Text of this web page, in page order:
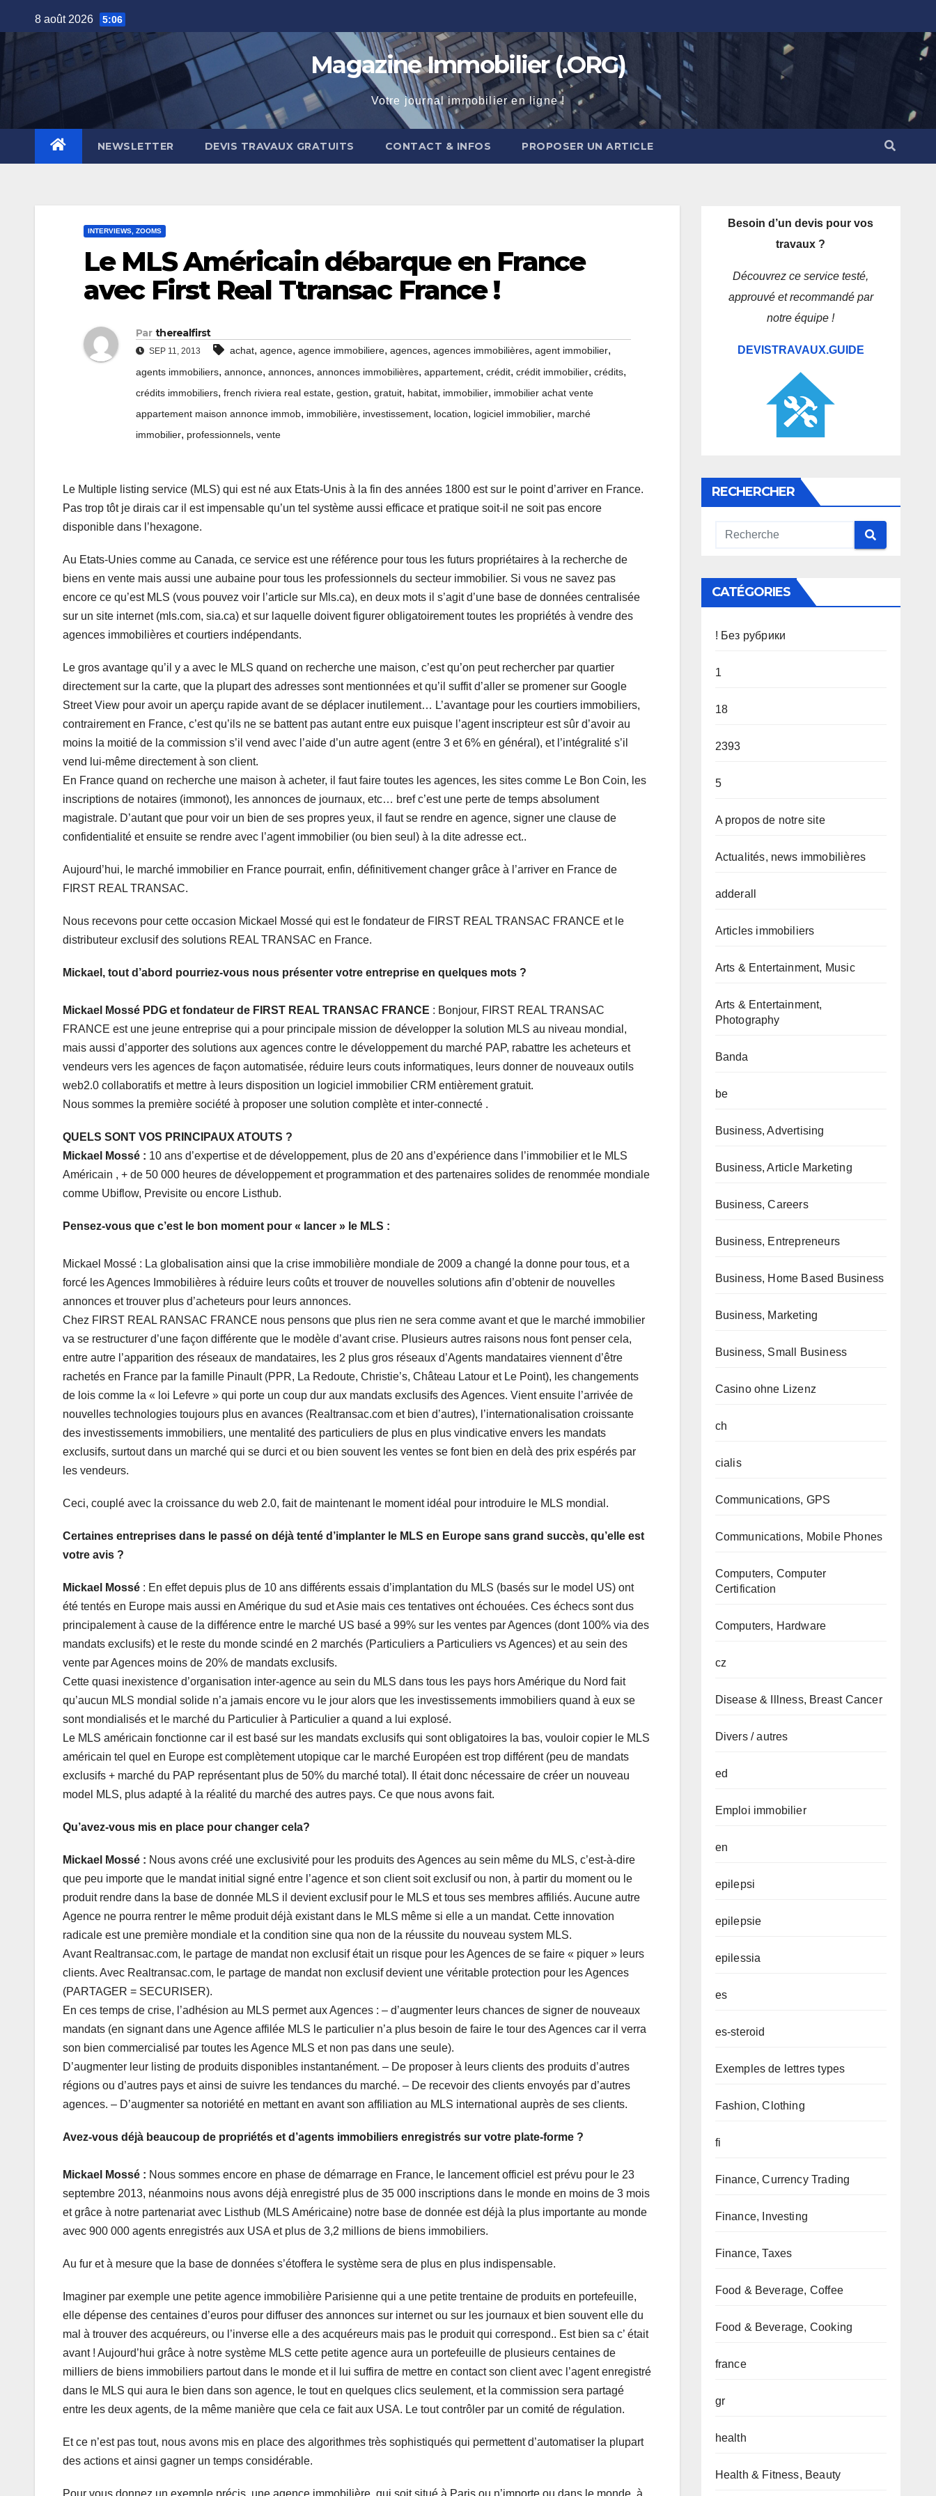
to
8 août 2026 5:06
Magazine Immobilier (.ORG)
Votre journal immobilier en ligne !
NEWSLETTER DEVIS TRAVAUX GRATUITS CONTACT & INFOS PROPOSER UN ARTICLE
INTERVIEWS, ZOOMS
Le MLS Américain débarque en France
avec First Real Ttransac France !
Par therealfirst
SEP 11, 2013 achat, agence, agence immobiliere, agences, agences immobilières, agent immobilier,
agents immobiliers, annonce, annonces, annonces immobilières, appartement, crédit, crédit immobilier, crédits,
crédits immobiliers, french riviera real estate, gestion, gratuit, habitat, immobilier, immobilier achat vente
appartement maison annonce immob, immobilière, investissement, location, logiciel immobilier, marché
immobilier, professionnels, vente
Le Multiple listing service (MLS) qui est né aux Etats-Unis à la fin des années 1800 est sur le point d’arriver en France.
Pas trop tôt je dirais car il est impensable qu’un tel système aussi efficace et pratique soit-il ne soit pas encore
disponible dans l’hexagone.
Au Etats-Unies comme au Canada, ce service est une référence pour tous les futurs propriétaires à la recherche de
biens en vente mais aussi une aubaine pour tous les professionnels du secteur immobilier. Si vous ne savez pas
encore ce qu’est MLS (vous pouvez voir l’article sur Mls.ca), en deux mots il s’agit d’une base de données centralisée
sur un site internet (mls.com, sia.ca) et sur laquelle doivent figurer obligatoirement toutes les propriétés à vendre des
agences immobilières et courtiers indépendants.
Le gros avantage qu’il y a avec le MLS quand on recherche une maison, c’est qu’on peut rechercher par quartier
directement sur la carte, que la plupart des adresses sont mentionnées et qu’il suffit d’aller se promener sur Google
Street View pour avoir un aperçu rapide avant de se déplacer inutilement… L’avantage pour les courtiers immobiliers,
contrairement en France, c’est qu’ils ne se battent pas autant entre eux puisque l’agent inscripteur est sûr d’avoir au
moins la moitié de la commission s’il vend avec l’aide d’un autre agent (entre 3 et 6% en général), et l’intégralité s’il
vend lui-même directement à son client.
En France quand on recherche une maison à acheter, il faut faire toutes les agences, les sites comme Le Bon Coin, les
inscriptions de notaires (immonot), les annonces de journaux, etc… bref c’est une perte de temps absolument
magistrale. D’autant que pour voir un bien de ses propres yeux, il faut se rendre en agence, signer une clause de
confidentialité et ensuite se rendre avec l’agent immobilier (ou bien seul) à la dite adresse ect..
Aujourd’hui, le marché immobilier en France pourrait, enfin, définitivement changer grâce à l’arriver en France de
FIRST REAL TRANSAC.
Nous recevons pour cette occasion Mickael Mossé qui est le fondateur de FIRST REAL TRANSAC FRANCE et le
distributeur exclusif des solutions REAL TRANSAC en France.
Mickael, tout d’abord pourriez-vous nous présenter votre entreprise en quelques mots ?
Mickael Mossé PDG et fondateur de FIRST REAL TRANSAC FRANCE : Bonjour, FIRST REAL TRANSAC
FRANCE est une jeune entreprise qui a pour principale mission de développer la solution MLS au niveau mondial,
mais aussi d’apporter des solutions aux agences contre le développement du marché PAP, rabattre les acheteurs et
vendeurs vers les agences de façon automatisée, réduire leurs couts informatiques, leurs donner de nouveaux outils
web2.0 collaboratifs et mettre à leurs disposition un logiciel immobilier CRM entièrement gratuit.
Nous sommes la première société à proposer une solution complète et inter-connecté .
QUELS SONT VOS PRINCIPAUX ATOUTS ?
Mickael Mossé : 10 ans d’expertise et de développement, plus de 20 ans d’expérience dans l’immobilier et le MLS
Américain , + de 50 000 heures de développement et programmation et des partenaires solides de renommée mondiale
comme Ubiflow, Previsite ou encore Listhub.
Pensez-vous que c’est le bon moment pour « lancer » le MLS :
Mickael Mossé : La globalisation ainsi que la crise immobilière mondiale de 2009 a changé la donne pour tous, et a
forcé les Agences Immobilières à réduire leurs coûts et trouver de nouvelles solutions afin d’obtenir de nouvelles
annonces et trouver plus d’acheteurs pour leurs annonces.
Chez FIRST REAL RANSAC FRANCE nous pensons que plus rien ne sera comme avant et que le marché immobilier
va se restructurer d’une façon différente que le modèle d’avant crise. Plusieurs autres raisons nous font penser cela,
entre autre l’apparition des réseaux de mandataires, les 2 plus gros réseaux d’Agents mandataires viennent d’être
rachetés en France par la famille Pinault (PPR, La Redoute, Christie’s, Château Latour et Le Point), les changements
de lois comme la « loi Lefevre » qui porte un coup dur aux mandats exclusifs des Agences. Vient ensuite l’arrivée de
nouvelles technologies toujours plus en avances (Realtransac.com et bien d’autres), l’internationalisation croissante
des investissements immobiliers, une mentalité des particuliers de plus en plus vindicative envers les mandats
exclusifs, surtout dans un marché qui se durci et ou bien souvent les ventes se font bien en delà des prix espérés par
les vendeurs.
Ceci, couplé avec la croissance du web 2.0, fait de maintenant le moment idéal pour introduire le MLS mondial.
Certaines entreprises dans le passé on déjà tenté d’implanter le MLS en Europe sans grand succès, qu’elle est
votre avis ?
Mickael Mossé : En effet depuis plus de 10 ans différents essais d’implantation du MLS (basés sur le model US) ont
été tentés en Europe mais aussi en Amérique du sud et Asie mais ces tentatives ont échouées. Ces échecs sont dus
principalement à cause de la différence entre le marché US basé a 99% sur les ventes par Agences (dont 100% via des
mandats exclusifs) et le reste du monde scindé en 2 marchés (Particuliers a Particuliers vs Agences) et au sein des
vente par Agences moins de 20% de mandats exclusifs.
Cette quasi inexistence d’organisation inter-agence au sein du MLS dans tous les pays hors Amérique du Nord fait
qu’aucun MLS mondial solide n’a jamais encore vu le jour alors que les investissements immobiliers quand à eux se
sont mondialisés et le marché du Particulier à Particulier a quand a lui explosé.
Le MLS américain fonctionne car il est basé sur les mandats exclusifs qui sont obligatoires la bas, vouloir copier le MLS
américain tel quel en Europe est complètement utopique car le marché Européen est trop différent (peu de mandats
exclusifs + marché du PAP représentant plus de 50% du marché total). Il était donc nécessaire de créer un nouveau
model MLS, plus adapté à la réalité du marché des autres pays. Ce que nous avons fait.
Qu’avez-vous mis en place pour changer cela?
Mickael Mossé : Nous avons créé une exclusivité pour les produits des Agences au sein même du MLS, c’est-à-dire
que peu importe que le mandat initial signé entre l’agence et son client soit exclusif ou non, à partir du moment ou le
produit rendre dans la base de donnée MLS il devient exclusif pour le MLS et tous ses membres affiliés. Aucune autre
Agence ne pourra rentrer le même produit déjà existant dans le MLS même si elle a un mandat. Cette innovation
radicale est une première mondiale et la condition sine qua non de la réussite du nouveau system MLS.
Avant Realtransac.com, le partage de mandat non exclusif était un risque pour les Agences de se faire « piquer » leurs
clients. Avec Realtransac.com, le partage de mandat non exclusif devient une véritable protection pour les Agences
(PARTAGER = SECURISER).
En ces temps de crise, l’adhésion au MLS permet aux Agences : – d’augmenter leurs chances de signer de nouveaux
mandats (en signant dans une Agence affilée MLS le particulier n’a plus besoin de faire le tour des Agences car il verra
son bien commercialisé par toutes les Agence MLS et non pas dans une seule).
D’augmenter leur listing de produits disponibles instantanément. – De proposer à leurs clients des produits d’autres
régions ou d’autres pays et ainsi de suivre les tendances du marché. – De recevoir des clients envoyés par d’autres
agences. – D’augmenter sa notoriété en mettant en avant son affiliation au MLS international auprès de ses clients.
Avez-vous déjà beaucoup de propriétés et d’agents immobiliers enregistrés sur votre plate-forme ?
Mickael Mossé : Nous sommes encore en phase de démarrage en France, le lancement officiel est prévu pour le 23
septembre 2013, néanmoins nous avons déjà enregistré plus de 35 000 inscriptions dans le monde en moins de 3 mois
et grâce à notre partenariat avec Listhub (MLS Américaine) notre base de donnée est déjà la plus importante au monde
avec 900 000 agents enregistrés aux USA et plus de 3,2 millions de biens immobiliers.
Au fur et à mesure que la base de données s’étoffera le système sera de plus en plus indispensable.
Imaginer par exemple une petite agence immobilière Parisienne qui a une petite trentaine de produits en portefeuille,
elle dépense des centaines d’euros pour diffuser des annonces sur internet ou sur les journaux et bien souvent elle du
mal à trouver des acquéreurs, ou l’inverse elle a des acquéreurs mais pas le produit qui correspond.. Est bien sa c’ était
avant ! Aujourd’hui grâce à notre système MLS cette petite agence aura un portefeuille de plusieurs centaines de
milliers de biens immobiliers partout dans le monde et il lui suffira de mettre en contact son client avec l’agent enregistré
dans le MLS qui aura le bien dans son agence, le tout en quelques clics seulement, et la commission sera partagé
entre les deux agents, de la même manière que cela ce fait aux USA. Le tout contrôler par un comité de régulation.
Et ce n’est pas tout, nous avons mis en place des algorithmes très sophistiqués qui permettent d’automatiser la plupart
des actions et ainsi gagner un temps considérable.
Besoin d’un devis pour vos
travaux ?
Découvrez ce service testé,
approuvé et recommandé par
notre équipe !
DEVISTRAVAUX.GUIDE
RECHERCHER
CATÉGORIES
! Без рубрики
1
18
2393
5
A propos de notre site
Actualités, news immobilières
adderall
Articles immobiliers
Arts & Entertainment, Music
Arts & Entertainment,
Photography
Banda
be
Business, Advertising
Business, Article Marketing
Business, Careers
Business, Entrepreneurs
Business, Home Based Business
Business, Marketing
Business, Small Business
Casino ohne Lizenz
ch
cialis
Communications, GPS
Communications, Mobile Phones
Computers, Computer
Certification
Computers, Hardware
cz
Disease & Illness, Breast Cancer
Divers / autres
ed
Emploi immobilier
en
epilepsi
epilepsie
epilessia
es
es-steroid
Exemples de lettres types
Fashion, Clothing
fi
Finance, Currency Trading
Finance, Investing
Finance, Taxes
Food & Beverage, Coffee
Food & Beverage, Cooking
france
gr
health
Health & Fitness, Beauty